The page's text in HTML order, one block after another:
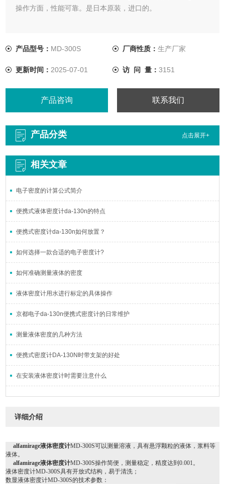
操作方面，性能可靠。是日本原装，进口的。
产品型号： MD-300S 厂商性质： 生产厂家
更新时间： 2025-07-01 访 问 量： 3151
产品咨询 联系我们
产品分类 点击展开+
相关文章
电子密度的计算公式简介
便携式液体密度计da-130n的特点
便携式密度计da-130n如何放置？
如何选择一款合适的电子密度计?
如何准确测量液体的密度
液体密度计用水进行标定的具体操作
京都电子da-130n便携式密度计的日常维护
测量液体密度的几种方法
便携式密度计DA-130N时带支架的好处
在安装液体密度计时需要注意什么
详细介绍
alfamirage液体密度计MD-300S可以测量溶液，具有悬浮颗粒的液体，浆料等
液体。
alfamirage液体密度计MD-300S操作简便，测量稳定，精度达到0.001。
液体密度计MD-300S具有开放式结构，易于清洗；
数显液体密度计MD-300S的技术参数：